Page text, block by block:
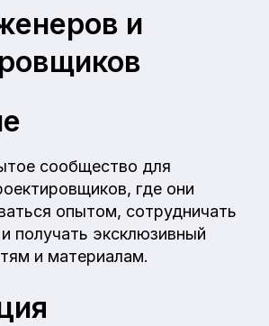
и
сообщество для
где они
опытом, сотрудничать
получать эксклюзивный
и материалам.